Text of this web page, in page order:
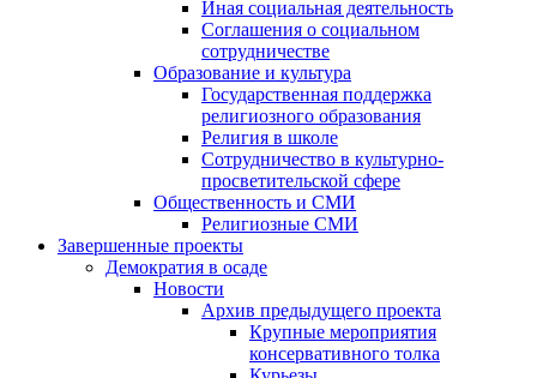
Иная социальная деятельность
Соглашения о социальном
сотрудничестве
Образование и культура
Государственная поддержка
религиозного образования
Религия в школе
Сотрудничество в культурно-
просветительской сфере
Общественность и СМИ
Религиозные СМИ
Завершенные проекты
Демократия в осаде
Новости
Архив предыдущего проекта
Крупные мероприятия
консервативного толка